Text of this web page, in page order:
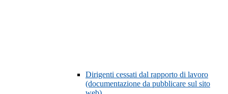
Dirigenti cessati dal rapporto di lavoro
(documentazione da pubblicare sul sito